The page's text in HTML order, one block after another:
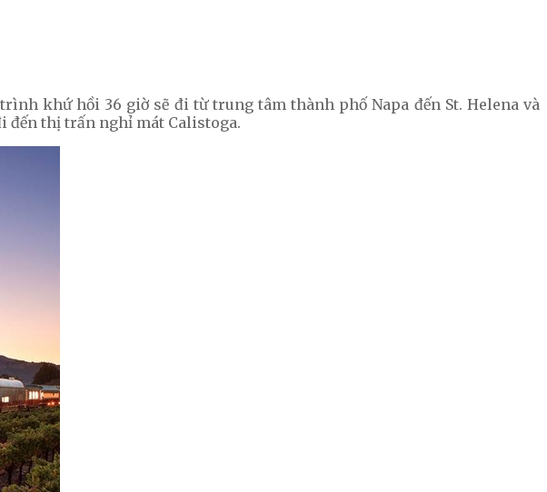
khứ hồi 36 giờ sẽ đi từ trung tâm thành phố Napa đến St. Helena và
đến thị trấn nghỉ mát Calistoga.